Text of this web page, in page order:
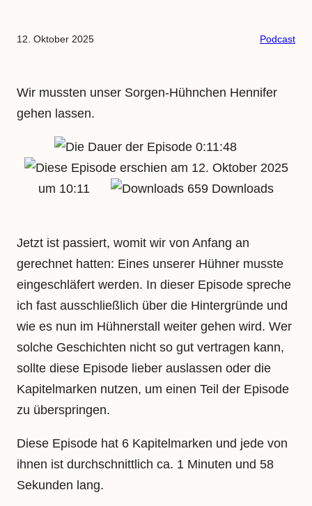
12. Oktober 2025 Podcast
Wir mussten unser Sorgen-Hühnchen Hennifer
gehen lassen.
0:11:48
12. Oktober 2025
um 10:11
659 Downloads
Jetzt ist passiert, womit wir von Anfang an
gerechnet hatten: Eines unserer Hühner musste
eingeschläfert werden. In dieser Episode spreche
ich fast ausschließlich über die Hintergründe und
wie es nun im Hühnerstall weiter gehen wird. Wer
solche Geschichten nicht so gut vertragen kann,
sollte diese Episode lieber auslassen oder die
Kapitelmarken nutzen, um einen Teil der Episode
zu überspringen.
Diese Episode hat 6 Kapitelmarken und jede von
ihnen ist durchschnittlich ca. 1 Minuten und 58
Sekunden lang.